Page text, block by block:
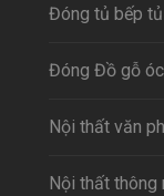
Đóng tủ bếp
Đóng Đồ gỗ
Nội thất văn
Nội thất thông